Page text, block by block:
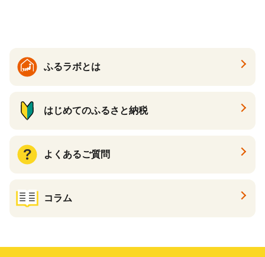
ふるラボとは
はじめてのふるさと納税
よくあるご質問
コラム